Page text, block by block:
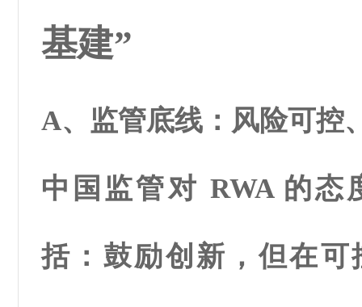
基建”
A、监管底线：风险可控
中国监管对 RWA 的态
括：鼓励创新，但在可